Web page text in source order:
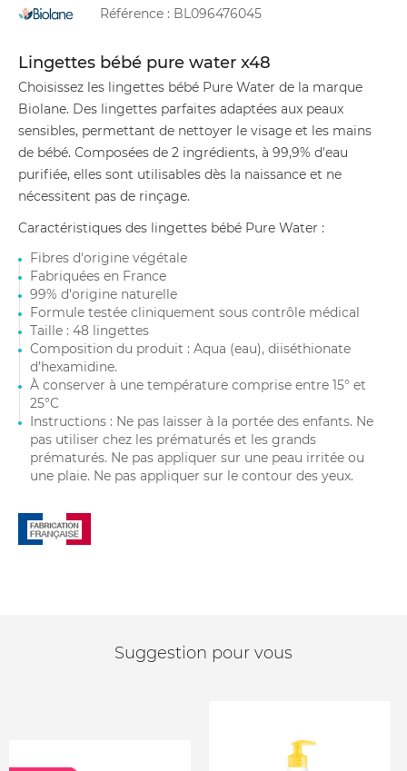
Référence : BL096476045
Lingettes bébé pure water x48
Choisissez les lingettes bébé Pure Water de la marque
Biolane. Des lingettes parfaites adaptées aux peaux
sensibles, permettant de nettoyer le visage et les mains
de bébé. Composées de 2 ingrédients, à 99,9% d'eau
purifiée, elles sont utilisables dès la naissance et ne
nécessitent pas de rinçage.
Caractéristiques des lingettes bébé Pure Water :
Fibres d'origine végétale
Fabriquées en France
99% d'origine naturelle
Formule testée cliniquement sous contrôle médical
Taille : 48 lingettes
Composition du produit : Aqua (eau), diiséthionate
d’hexamidine.
À conserver à une température comprise entre 15° et
25°C
Instructions : Ne pas laisser à la portée des enfants. Ne
pas utiliser chez les prématurés et les grands
prématurés. Ne pas appliquer sur une peau irritée ou
une plaie. Ne pas appliquer sur le contour des yeux.
Suggestion pour vous